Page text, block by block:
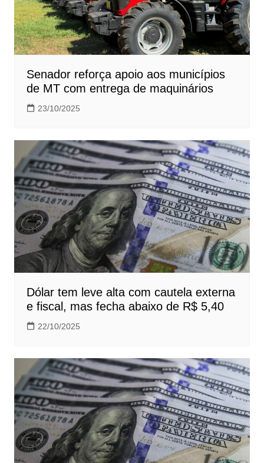
Senador reforça apoio aos municípios
de MT com entrega de maquinários
23/10/2025
Dólar tem leve alta com cautela externa
e fiscal, mas fecha abaixo de R$ 5,40
22/10/2025